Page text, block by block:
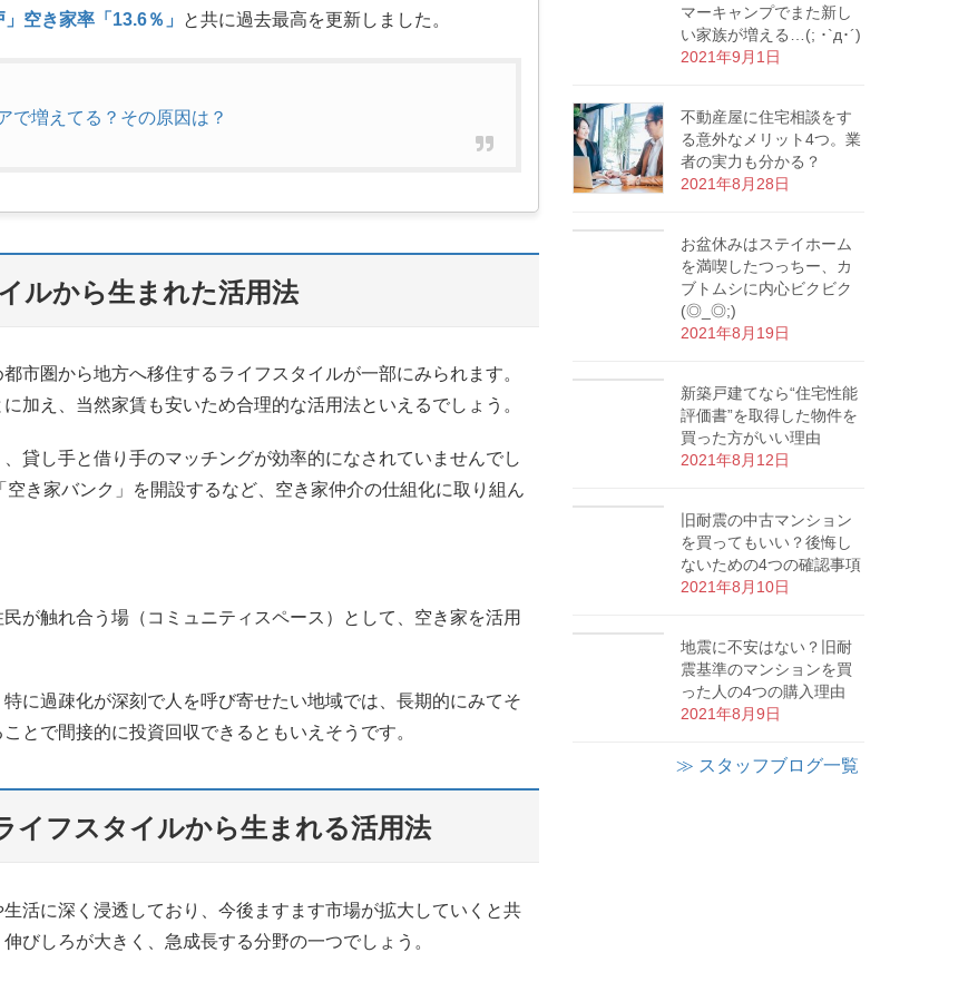
空き家率「13.6％」 と共に過去最高を更新しました。
で増えてる？その原因は？
ルから生まれた活用法
市圏から地方へ移住するライフスタイルが一部にみられます。
加え、当然家賃も安いため合理的な活用法といえるでしょう。
貸し手と借り手のマッチングが効率的になされていませんでし
き家バンク」を開設するなど、空き家仲介の仕組化に取り組ん
が触れ合う場（コミュニティスペース）として、空き家を活用
に過疎化が深刻で人を呼び寄せたい地域では、長期的にみてそ
とで間接的に投資回収できるともいえそうです。
イフスタイルから生まれる活用法
活に深く浸透しており、今後ますます市場が拡大していくと共
びしろが大きく、急成長する分野の一つでしょう。
マーキャンプでまた新し
い家族が増える…(; ･`д･´)
2021年9月1日
不動産屋に住宅相談をす
る意外なメリット4つ。業
者の実力も分かる？
2021年8月28日
お盆休みはステイホーム
を満喫したつっちー、カ
ブトムシに内心ビクビク
(◎_◎;)
2021年8月19日
新築戸建てなら“住宅性能
評価書”を取得した物件を
買った方がいい理由
2021年8月12日
旧耐震の中古マンション
を買ってもいい？後悔し
ないための4つの確認事項
2021年8月10日
地震に不安はない？旧耐
震基準のマンションを買
った人の4つの購入理由
2021年8月9日
≫ スタッフブログ一覧